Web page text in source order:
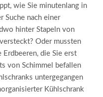
wie Sie minutenlang in
Suche nach einer
hinter Stapeln von
Oder mussten
die Sie erst
von Schimmel befallen
untergegangen
Kühlschrank